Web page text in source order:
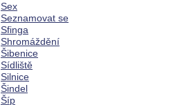
Sex
Seznamovat se
Sfinga
Shromáždění
Šibenice
Sídliště
Silnice
Šindel
Šíp